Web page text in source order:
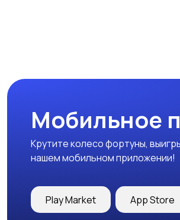
Мобильное
Крутите колесо фортуны,
нашем мобильном приложении!
Play Market App Store